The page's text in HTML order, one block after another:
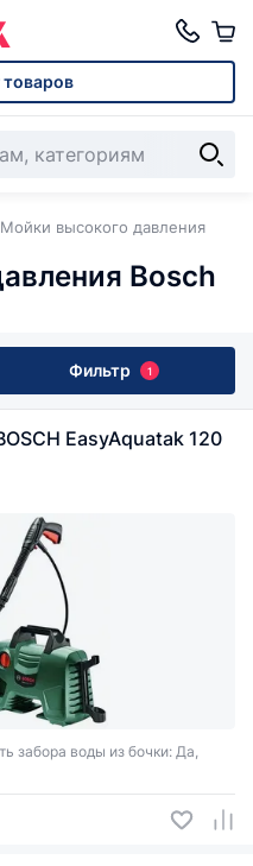
товаров
Мойки высокого давления
Bosch
Фильтр 1
EasyAquatak 120
забора воды из бочки: Да,